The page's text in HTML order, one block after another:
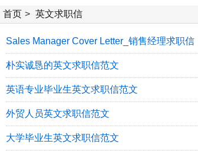
首页 > 英文求职信
Sales Manager Cover Letter_销售经理求职信
朴实诚恳的英文求职信范文
英语专业毕业生英文求职信范文
外贸人员英文求职信范文
大学毕业生英文求职信范文